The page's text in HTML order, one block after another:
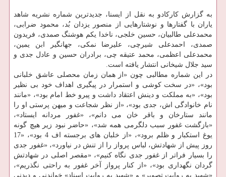
به گزارش كاركادو به نقل از ایسنا، جدیدترین شماره نشریه شاهد
یاران با گفتارها و نوشتارهایی از منصور یزدان بُد، محمود ضرابی،
محمدعلی طالبیان، حسین خلجی، ناخدا یكم هوشنگ صمدی، فریدون
صمدی، احمدعلی شیرچی، علیرضا نمكی، جهانگیر ابن یمین،
محمدعلی اعظمی، محمد عتیقه چی، برادران حسین و عادل جدی و
سید جلال شیخانی انتشار یافته است.
در این شماره مطالبی چون «از همان زمان محصلی عاشق خلبانی
بود»، «در سخت كوشی و استمرار در پیگیری اهداف خود بی نظیر
بود»، «به مملكت و دینش اعتقاد داشت و پیرو خط امام بود»، «مانند
نام خانوادگی اش، جدی بود»، «از نظر شجاعت و میهن پرستی او را
مانند ستارخان و باقر خان می دانم»، «غفور مردانه ایستاد»،
«بازگشت غفور سبب دلگرمی همه شد»، «حاضر نبود زیر هیچ گونه
یوغ استكبار و ظلم برود»، «از خلبان های برجسته اف 4 بود»، «17
روز پیش از شهادتش، لباس پرواز را از تنش در نیاورد»، «غفور جدی
را بسیار فراتر از غفور جدی نگاه كنیم»، «مقصر اصلی در شهادتش
گردان نگهداری بود»، «از كنار پرواز آخر غفور به راحتی نگذریم»،
«شهید به روایت تصویر» و «شهید به روایت اسناد» خواندنی و دیدنی